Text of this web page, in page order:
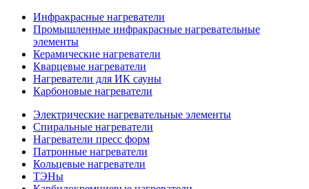
Инфракрасные нагреватели
Промышленные инфракрасные нагревательные
элементы
Керамические нагреватели
Кварцевые нагреватели
Нагреватели для ИК сауны
Карбоновые нагреватели
Электрические нагревательные элементы
Спиральные нагреватели
Нагреватели пресс форм
Патронные нагреватели
Кольцевые нагреватели
ТЭНы